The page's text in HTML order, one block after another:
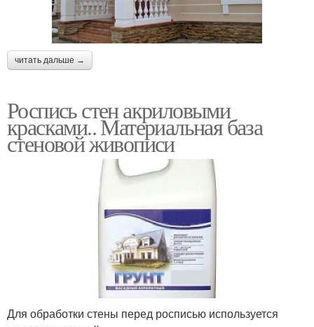
читать дальше →
Роспись стен акриловыми
красками.. Материальная база
стеновой живописи
Для обработки стены перед росписью используется